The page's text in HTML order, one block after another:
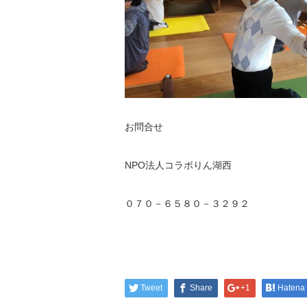
お問合せ
NPO法人コラボりん湖西
０７０－６５８０－３２９２
Tweet Share +1 Hatena